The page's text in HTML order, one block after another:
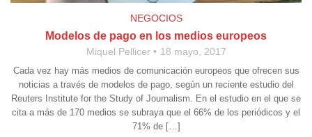
NEGOCIOS
Modelos de pago en los medios europeos
Miquel Pellicer 18 mayo, 2017
Cada vez hay más medios de comunicación europeos que ofrecen sus
noticias a través de modelos de pago, según un reciente estudio del
Reuters Institute for the Study of Journalism. En el estudio en el que se
cita a más de 170 medios se subraya que el 66% de los periódicos y el
71% de […]